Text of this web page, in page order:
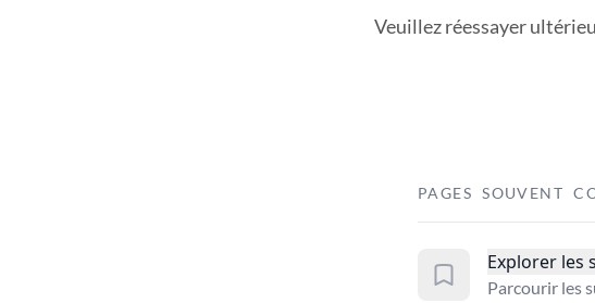
Veuillez réessayer
PAGES SOUVENT
Explorer les
Parcourir les